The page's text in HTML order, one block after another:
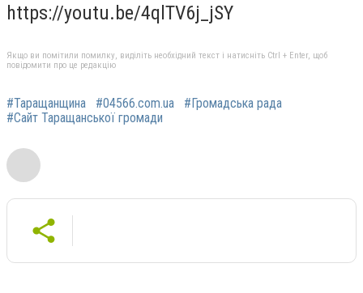
https://youtu.be/4qlTV6j_jSY
Якщо ви помітили помилку, виділіть необхідний текст і натисніть Ctrl + Enter, щоб
повідомити про це редакцію
#Таращанщина #04566.com.ua
#Громадська рада
#Сайт Таращанської громади